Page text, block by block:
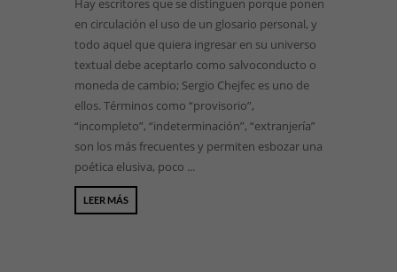
Hay escritores que se distinguen porque ponen
en circulación el uso de un glosario personal, y
todo aquel que quiera ingresar en su universo
textual debe aceptarlo como salvoconducto o
moneda de cambio; Sergio Chejfec es uno de
ellos. Términos como “provisorio”,
“incompleto”, “indeterminación”, “extranjería”
son los más frecuentes y permiten esbozar una
poética elusiva, poco ...
LEER MÁS